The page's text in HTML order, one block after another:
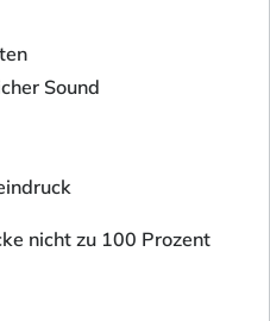
Sound
nicht zu 100 Prozent